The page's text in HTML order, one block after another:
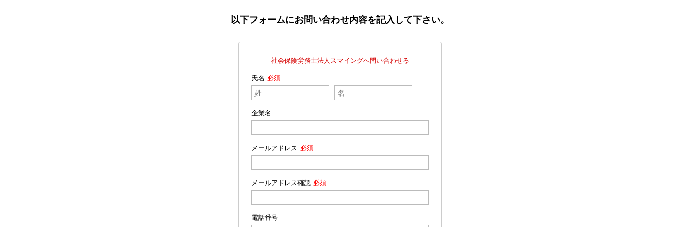
以下フォームにお問い合わせ内容を記入して下さい。
社会保険労務士法人スマイングへ問い合わせる
氏名
企業名
メールアドレス
メールアドレス確認
電話番号